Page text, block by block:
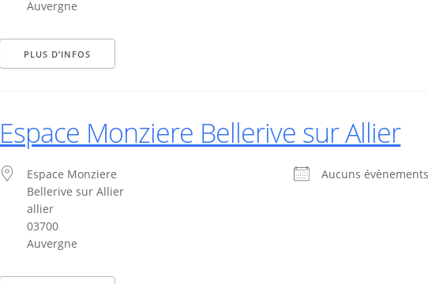
Auvergne
PLUS D’INFOS
Espace Monziere Bellerive sur Allier
Espace Monziere
Bellerive sur Allier
allier
03700
Auvergne
Aucuns